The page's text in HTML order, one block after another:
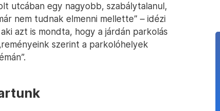
utcában egy nagyobb, szabálytalanul,
nem tudnak elmenni mellette” – idézi
azt is mondta, hogy a járdán parkolás
szerint a parkolóhelyek